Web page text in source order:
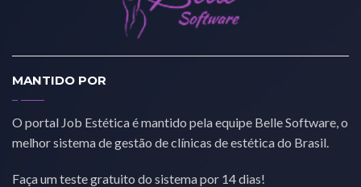
MANTIDO POR
O portal Job Estética é mantido pela equipe Belle Software, o
melhor sistema de gestão de clínicas de estética do Brasil.
Faça um teste gratuito do sistema por 14 dias!